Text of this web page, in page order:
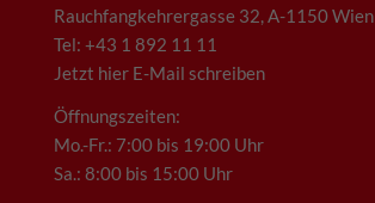
Rauchfangkehrergasse 32, A-1150 Wien
Tel: +43 1 892 11 11
Jetzt hier E-Mail schreiben
Öffnungszeiten:
Mo.-Fr.: 7:00 bis 19:00 Uhr
Sa.: 8:00 bis 15:00 Uhr